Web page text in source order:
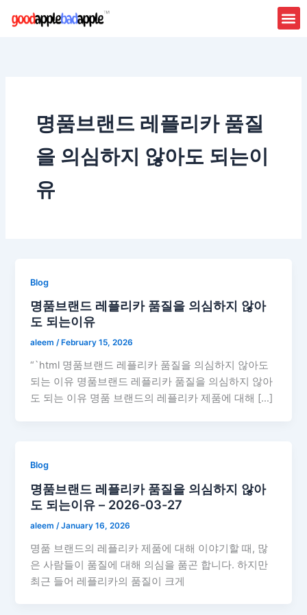
명품브랜드 레플리카 품질
을 의심하지 않아도 되는이
유
Blog
명품브랜드 레플리카 품질을 의심하지 않아
도 되는이유
aleem/ February 15, 2026
“`html 명품브랜드 레플리카 품질을 의심하지 않아도
되는 이유 명품브랜드 레플리카 품질을 의심하지 않아
도 되는 이유 명품 브랜드의 레플리카 제품에 대해 […]
Blog
명품브랜드 레플리카 품질을 의심하지 않아
도 되는이유 – 2026-03-27
aleem /January 16, 2026
명품 브랜드의 레플리카 제품에 대해 이야기할 때, 많
은 사람들이 품질에 대해 의심을 품곤 합니다. 하지만
최근 들어 레플리카의 품질이 크게